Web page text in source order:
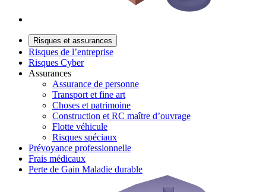
Risques et assurances
Risques de l’entreprise
Risques Cyber
Assurances
Assurance de personne
Transport et fine art
Choses et patrimoine
Construction et RC maître d’ouvrage
Flotte véhicule
Risques spéciaux
Prévoyance professionnelle
Frais médicaux
Perte de Gain Maladie durable